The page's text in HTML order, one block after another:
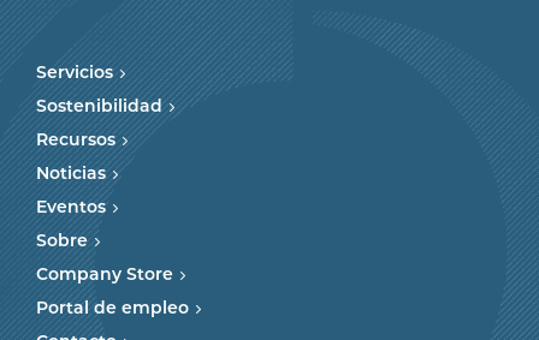
Servicios
Sostenibilidad
Recursos
Noticias
Eventos
Sobre
Company Store
Portal de empleo